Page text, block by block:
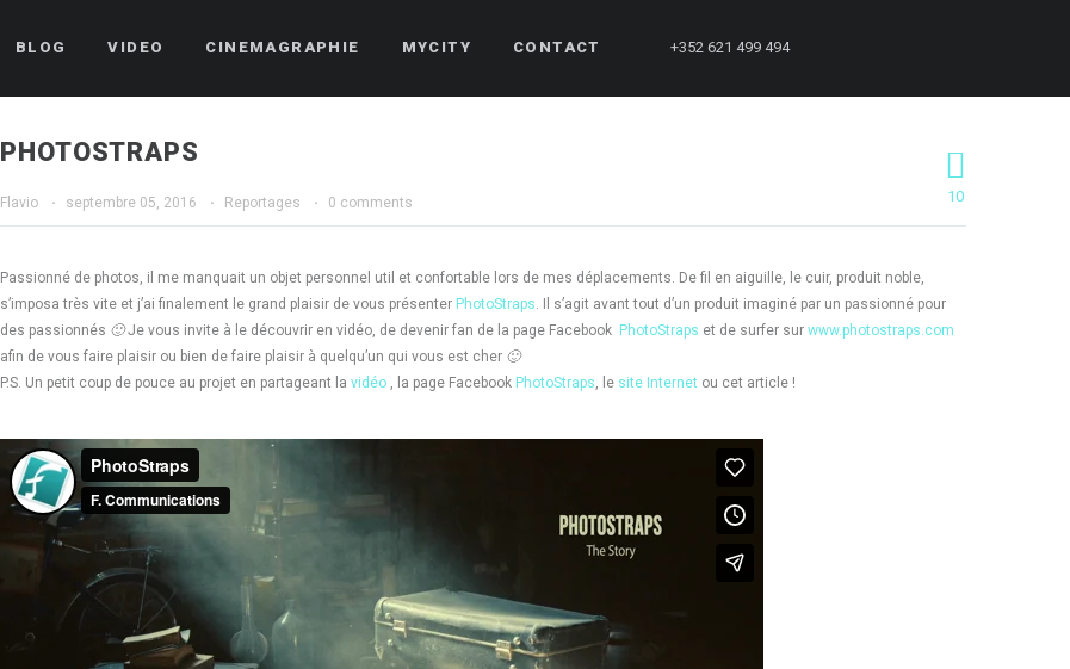
BLOG VIDEO CINEMAGRAPHIE MYCITY CONTACT +352 621 499 494
PHOTOSTRAPS
Flavio · septembre 05, 2016 · Reportages · 0 comments 10
Passionné de photos, il me manquait un objet personnel util et confortable lors de mes déplacements. De fil en aiguille, le cuir, produit noble,
s’imposa très vite et j’ai finalement le grand plaisir de vous présenter PhotoStraps. Il s’agit avant tout d’un produit imaginé par un passionné pour
des passionnés 🙂Je vous invite à le découvrir en vidéo, de devenir fan de la page Facebook PhotoStraps et de surfer sur www.photostraps.com
afin de vous faire plaisir ou bien de faire plaisir à quelqu’un qui vous est cher 🙂
P.S. Un petit coup de pouce au projet en partageant la vidéo , la page Facebook PhotoStraps, le site Internet ou cet article !